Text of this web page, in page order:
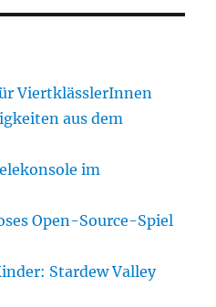
ViertklässlerInnen
aus dem
im
Open-Source-Spiel
Stardew Valley